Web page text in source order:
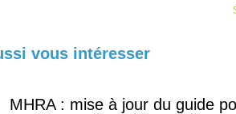
vous intéresser
MHRA : mise à jour du guide